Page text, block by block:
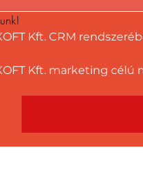
Kft. CRM
Kft. marketing